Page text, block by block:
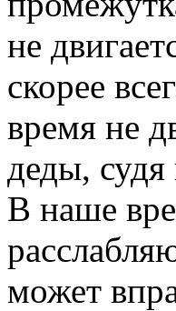
не
скорее
время не
деды,
В наше
может